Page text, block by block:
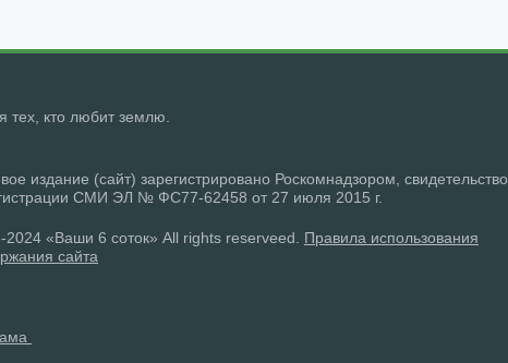
тех, кто любит землю.
издание (сайт) зарегистрировано Роскомнадзором, свидетельство
СМИ ЭЛ № ФС77-62458 от 27 июля 2015 г.
2024 «Ваши 6 соток» All rights reserveed. Правила использования
сайта